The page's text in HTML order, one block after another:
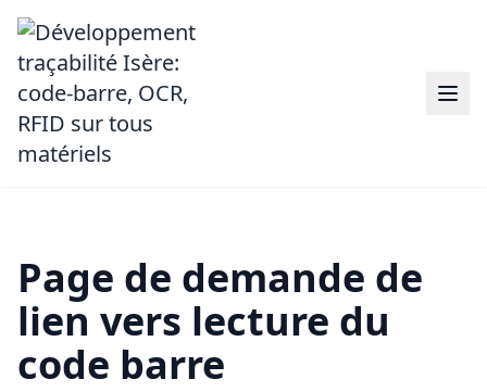
Page de demande de
lien vers lecture du
code barre